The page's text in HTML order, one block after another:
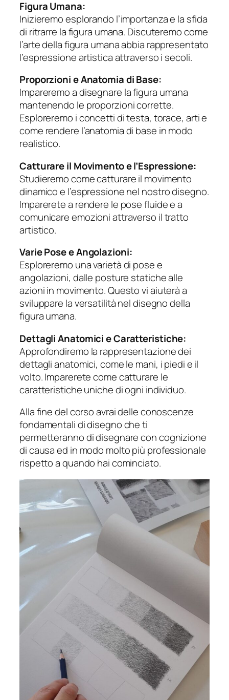
Figura Umana:
Inizieremo esplorando l’importanza e la sfida
di ritrarre la figura umana. Discuteremo come
l’arte della figura umana abbia rappresentato
l’espressione artistica attraverso i secoli.
Proporzioni e Anatomia di Base:
Impareremo a disegnare la figura umana
mantenendo le proporzioni corrette.
Esploreremo i concetti di testa, torace, arti e
come rendere l’anatomia di base in modo
realistico.
Catturare il Movimento e l’Espressione:
Studieremo come catturare il movimento
dinamico e l’espressione nel nostro disegno.
Imparerete a rendere le pose fluide e a
comunicare emozioni attraverso il tratto
artistico.
Varie Pose e Angolazioni:
Esploreremo una varietà di pose e
angolazioni, dalle posture statiche alle
azioni in movimento. Questo vi aiuterà a
sviluppare la versatilità nel disegno della
figura umana.
Dettagli Anatomici e Caratteristiche:
Approfondiremo la rappresentazione dei
dettagli anatomici, come le mani, i piedi e il
volto. Imparerete come catturare le
caratteristiche uniche di ogni individuo.
Alla fine del corso avrai delle conoscenze
fondamentali di disegno che ti
permetteranno di disegnare con cognizione
di causa ed in modo molto più professionale
rispetto a quando hai cominciato.